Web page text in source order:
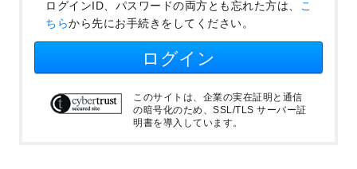
ログインID、パスワードの両方とも忘れた方は、 こ
ちらから先にお手続きをしてください。
ログイン
このサイトは、企業の実在証明と通信
の暗号化のため、SSL/TLS サーバー証
明書を導入しています。